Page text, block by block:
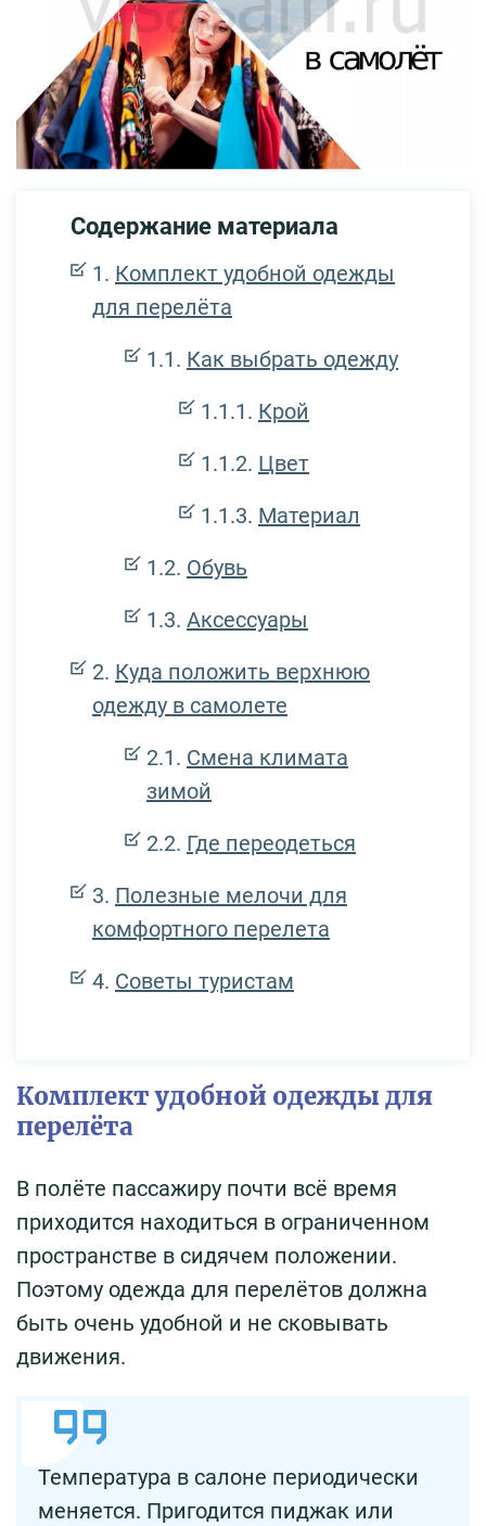
Содержание материала
Комплект удобной одежды
для перелёта
Как выбрать одежду
Крой
Цвет
Материал
Обувь
Аксессуары
Куда положить верхнюю
одежду в самолете
Смена климата
зимой
Где переодеться
Полезные мелочи для
комфортного перелета
Советы туристам
Комплект удобной одежды для
перелёта
В полёте пассажиру почти всё время
приходится находиться в ограниченном
пространстве в сидячем положении.
Поэтому одежда для перелётов должна
быть очень удобной и не сковывать
движения.
Температура в салоне периодически
меняется. Пригодится пиджак или